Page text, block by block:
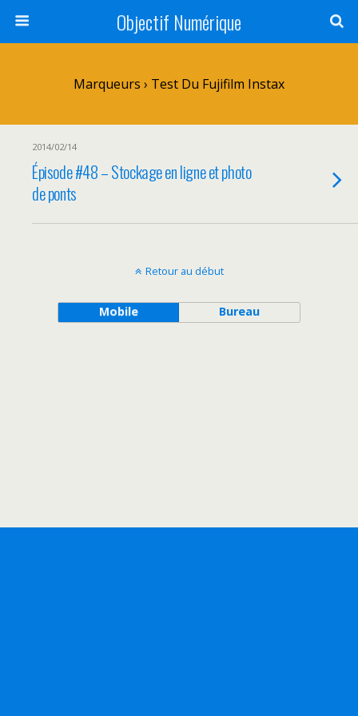
Objectif Numérique
Marqueurs › Test Du Fujifilm Instax
2014/02/14
Épisode #48 – Stockage en ligne et photo
de ponts
Retour au début
Mobile Bureau